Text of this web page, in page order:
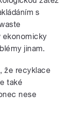
s
ekonomicky
jinam.
že recyklace
také
nese